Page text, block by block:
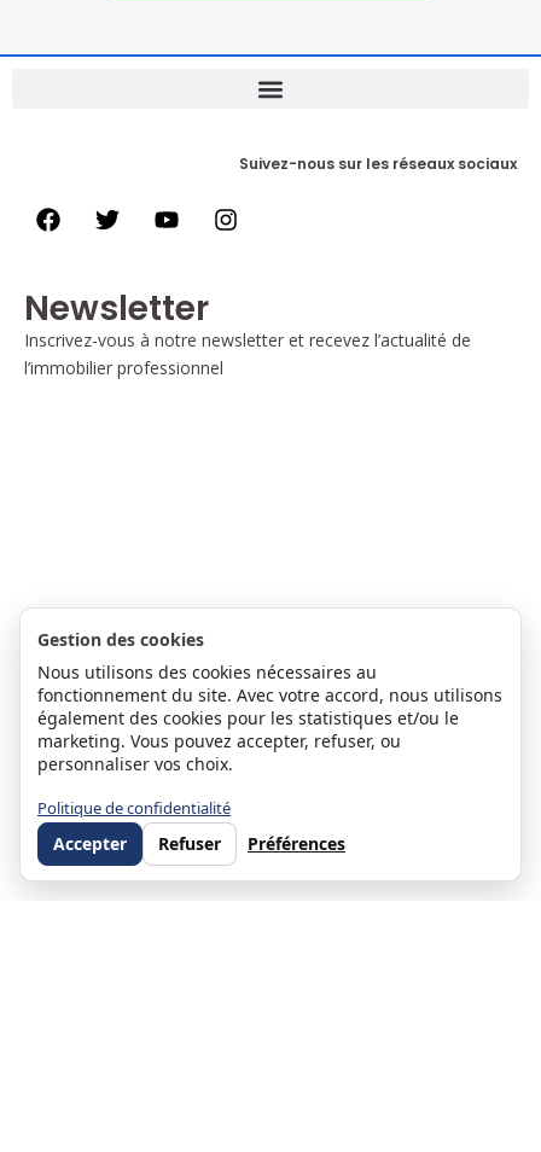
Suivez-nous sur les réseaux sociaux
Newsletter
Inscrivez-vous à notre newsletter et recevez l’actualité de
l’immobilier professionnel
Gestion des cookies
Nous utilisons des cookies nécessaires au
fonctionnement du site. Avec votre accord, nous utilisons
également des cookies pour les statistiques et/ou le
marketing. Vous pouvez accepter, refuser, ou
personnaliser vos choix.
Politique de confidentialité
Accepter Refuser Préférences